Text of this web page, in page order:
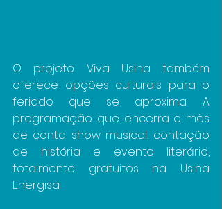
O projeto Viva Usina também
oferece opções culturais para o
feriado que se aproxima. A
programação que encerra o mês
de conta show musical, contação
de história e evento literário,
totalmente gratuitos na Usina
Energisa.